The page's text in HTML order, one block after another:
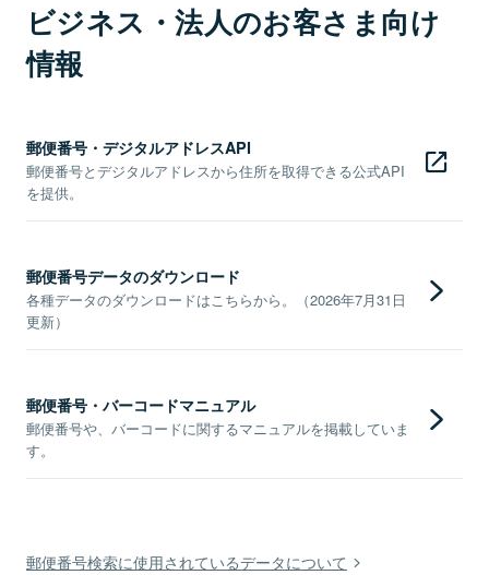
ビジネス・法人のお客さま向け
情報
郵便番号・デジタルアドレスAPI
郵便番号とデジタルアドレスから住所を取得できる公式API
を提供。
郵便番号データのダウンロード
各種データのダウンロードはこちらから。（2026年7月31日
更新）
郵便番号・バーコードマニュアル
郵便番号や、バーコードに関するマニュアルを掲載していま
す。
郵便番号検索に使用されているデータについて